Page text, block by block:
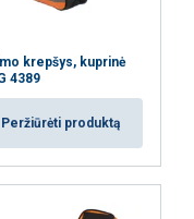
krepšys, kuprinė
4389
Peržiūrėti produktą
su mūsų
kurią jiems
Privatumo
Tiksliniai